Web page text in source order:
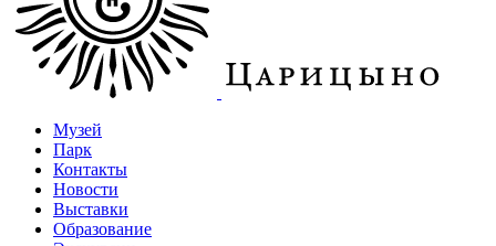
Музей
Парк
Контакты
Новости
Выставки
Образование